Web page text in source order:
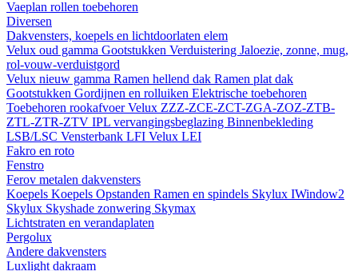
Vaeplan rollen toebehoren
Diversen
Dakvensters, koepels en lichtdoorlaten elem
Velux oud gamma Gootstukken Verduistering Jaloezie, zonne, mug,
rol-vouw-verduistgord
Velux nieuw gamma Ramen hellend dak Ramen plat dak
Gootstukken Gordijnen en rolluiken Elektrische toebehoren
Toebehoren rookafvoerVelux ZZZ-ZCE-ZCT-ZGA-ZOZ-ZTB-
ZTL-ZTR-ZTV IPL vervangingsbeglazing Binnenbekleding
LSB/LSC Vensterbank LFI Velux LEI
Fakro en roto
Fenstro
Ferov metalen dakvensters
Koepels Koepels Opstanden Ramen en spindels Skylux IWindow2
Skylux Skyshade zonwering Skymax
Lichtstraten en verandaplaten
Pergolux
Andere dakvensters
Luxlight dakraam